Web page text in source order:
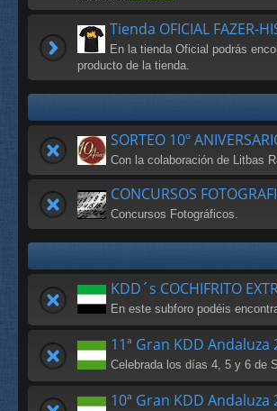
Tienda OFICIAL FAZER-
En la tienda Oficial podrás
producto de la tienda.
SORTEO 10º
Con la colaboración de Litbas
CONCURSOS
Concursos Fotográficos.
KDD´s COCHIFRITO
En este subforo podéis
11ª Gran KDD Andaluza
Celebrada los días 4, 5 y 6 de
10ª Gran KDD Andaluza